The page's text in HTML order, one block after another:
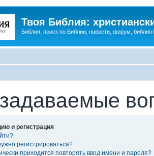
Твоя Библия:
Библия, поиск по Библии, новости, форум,
и регистрация
регистрироваться?
приходится повторять ввод имени и пароля?